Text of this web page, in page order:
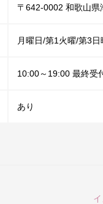
〒642-0002 和歌山
月曜日/第1火曜/第3日
10:00～19:00 最終受
あり